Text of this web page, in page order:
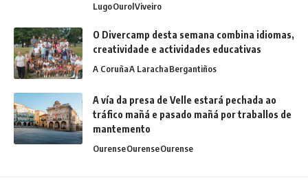
LugoOurolViveiro
O Divercamp desta semana combina idiomas,
creatividade e actividades educativas
A CoruñaA LarachaBergantiños
A vía da presa de Velle estará pechada ao
tráfico mañá e pasado mañá por traballos de
mantemento
OurenseOurenseOurense